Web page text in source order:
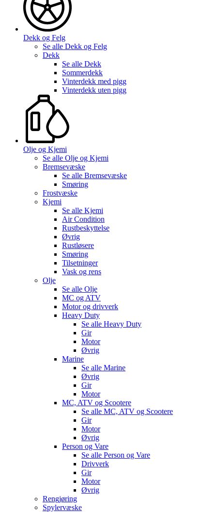
Dekk og Felg
Se alle Dekk og Felg
Dekk
Se alle Dekk
Sommerdekk
Vinterdekk med pigg
Vinterdekk uten pigg
Olje og Kjemi
Se alle Olje og Kjemi
Bremsevæske
Se alle Bremsevæske
Smøring
Frostvæske
Kjemi
Se alle Kjemi
Air Condition
Rustbeskyttelse
Øvrig
Rustløsere
Smøring
Tilsetninger
Vask og rens
Olje
Se alle Olje
MC og ATV
Motor og drivverk
Heavy Duty
Se alle Heavy Duty
Gir
Motor
Øvrig
Marine
Se alle Marine
Øvrig
Gir
Motor
MC, ATV og Scootere
Se alle MC, ATV og Scootere
Gir
Motor
Øvrig
Person og Vare
Se alle Person og Vare
Drivverk
Gir
Motor
Øvrig
Rengjøring
Spylervæske